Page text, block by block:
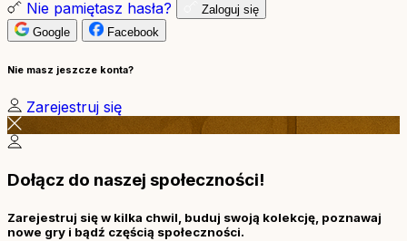
Nie pamiętasz hasła?
Zaloguj się
Google
Facebook
Nie masz jeszcze konta?
Zarejestruj się
Dołącz do naszej społeczności!
Zarejestruj się w kilka chwil, buduj swoją kolekcję, poznawaj
nowe gry i bądź częścią społeczności.